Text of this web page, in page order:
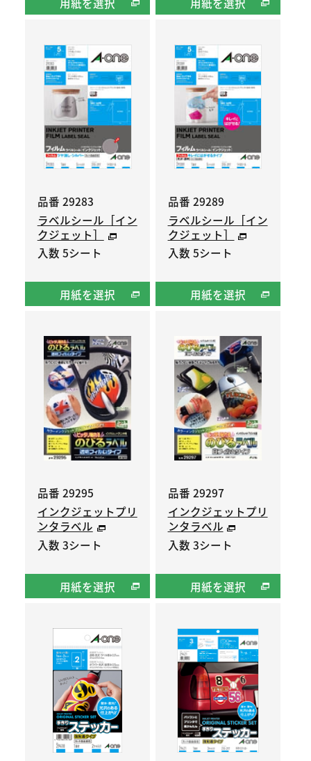
品番 29283
ラベルシール［イン
クジェット］
入数 5シート
用紙を選択
品番 29289
ラベルシール［イン
クジェット］
入数 5シート
用紙を選択
品番 29295
インクジェットプリ
ンタラベル
入数 3シート
用紙を選択
品番 29297
インクジェットプリ
ンタラベル
入数 3シート
用紙を選択